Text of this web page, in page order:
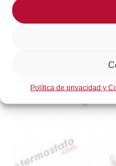
Política de privacidad y
i
r
a
,
a
6
,
€